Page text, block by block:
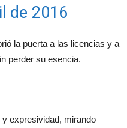
de 2016
la puerta a las licencias y a
perder su esencia.
y expresividad, mirando